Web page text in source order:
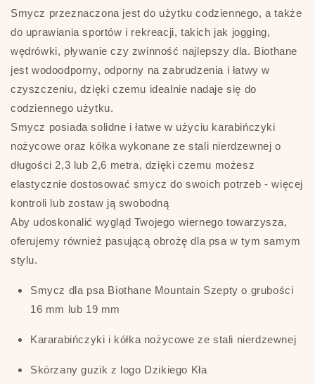
Smycz przeznaczona jest do użytku codziennego, a także
do uprawiania sportów i rekreacji, takich jak jogging,
wędrówki, pływanie czy zwinność najlepszy dla. Biothane
jest wodoodporny, odporny na zabrudzenia i łatwy w
czyszczeniu, dzięki czemu idealnie nadaje się do
codziennego użytku.
Smycz posiada solidne i łatwe w użyciu karabińczyki
nożycowe oraz kółka wykonane ze stali nierdzewnej o
długości 2,3 lub 2,6 metra, dzięki czemu możesz
elastycznie dostosować smycz do swoich potrzeb - więcej
kontroli lub zostaw ją swobodną
Aby udoskonalić wygląd Twojego wiernego towarzysza,
oferujemy również pasującą obrożę dla psa w tym samym
stylu.
Smycz dla psa Biothane Mountain Szepty o grubości
16 mm lub 19 mm
Kararabińczyki i kółka nożycowe ze stali nierdzewnej
Skórzany guzik z logo Dzikiego Kła